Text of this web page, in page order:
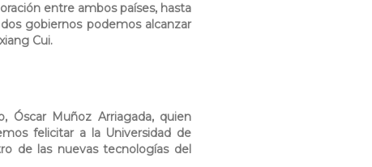
entre ambos países, hasta
gobiernos podemos alcanzar
Cui.
Óscar Muñoz Arriagada, quien
felicitar a la Universidad de
de las nuevas tecnologías del